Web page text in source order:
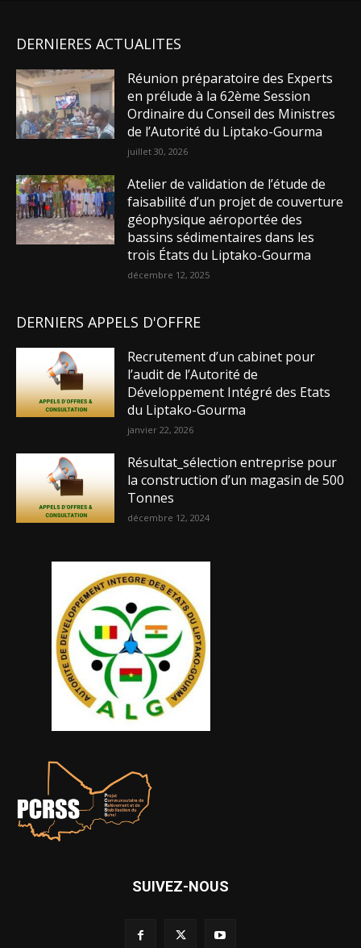
DERNIERES ACTUALITES
Réunion préparatoire des Experts
en prélude à la 62ème Session
Ordinaire du Conseil des Ministres
de l’Autorité du Liptako-Gourma
juillet 30, 2026
Atelier de validation de l’étude de
faisabilité d’un projet de couverture
géophysique aéroportée des
bassins sédimentaires dans les
trois États du Liptako-Gourma
décembre 12, 2025
DERNIERS APPELS D'OFFRE
Recrutement d’un cabinet pour
l’audit de l’Autorité de
Développement Intégré des Etats
du Liptako-Gourma
janvier 22, 2026
Résultat_sélection entreprise pour
la construction d’un magasin de 500
Tonnes
décembre 12, 2024
SUIVEZ-NOUS